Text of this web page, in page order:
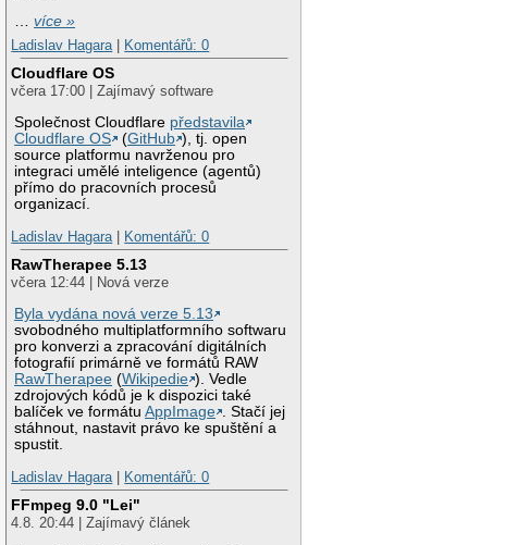
…více »
Ladislav Hagara
Komentářů: 0
Cloudflare OS
včera 17:00 | Zajímavý software
Společnost Cloudflare představila
Cloudflare OS
(GitHub ), tj. open
source platformu navrženou pro
integraci umělé inteligence (agentů)
přímo do pracovních procesů
organizací.
Ladislav Hagara
Komentářů: 0
RawTherapee 5.13
včera 12:44 | Nová verze
Byla vydána nová verze 5.13
svobodného multiplatformního softwaru
pro konverzi a zpracování digitálních
fotografií primárně ve formátů RAW
RawTherapee (Wikipedie ). Vedle
zdrojových kódů je k dispozici také
balíček ve formátuAppImage . Stačí jej
stáhnout, nastavit právo ke spuštění a
spustit.
Ladislav Hagara
Komentářů: 0
FFmpeg 9.0 "Lei"
4.8. 20:44 | Zajímavý článek